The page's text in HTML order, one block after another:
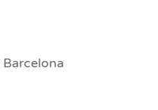
Barcelona